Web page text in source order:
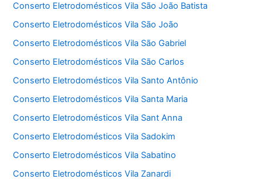
Conserto Eletrodomésticos Vila São João Batista
Conserto Eletrodomésticos Vila São João
Conserto Eletrodomésticos Vila São Gabriel
Conserto Eletrodomésticos Vila São Carlos
Conserto Eletrodomésticos Vila Santo Antônio
Conserto Eletrodomésticos Vila Santa Maria
Conserto Eletrodomésticos Vila Sant Anna
Conserto Eletrodomésticos Vila Sadokim
Conserto Eletrodomésticos Vila Sabatino
Conserto Eletrodomésticos Vila Zanardi